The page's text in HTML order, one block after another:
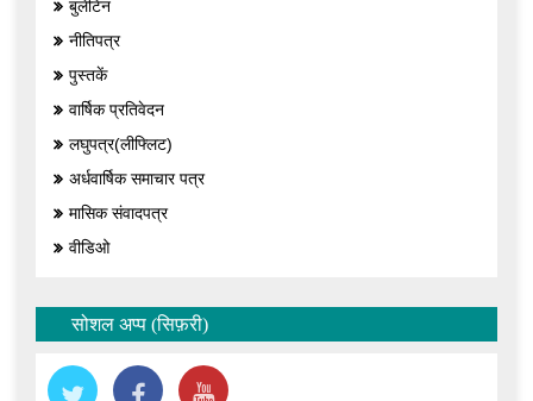
बुलेटिन
नीतिपत्र
पुस्तकें
वार्षिक प्रतिवेदन
लघुपत्र(लीफ्लिट)
अर्धवार्षिक समाचार पत्र
मासिक संवादपत्र
वीडिओ
सोशल अप्प (सिफ़री)